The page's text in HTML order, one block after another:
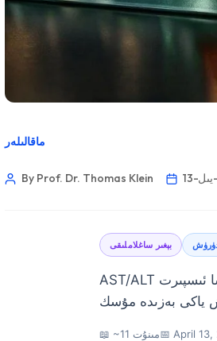
ماقالىلەر
By Prof. Dr. Thomas Klein
بېغىر ساغلاملىقى
AST/ALT نىسبىتى 1 دىن تۆۋەن بولسا كۆپىنچە مايلىق بېغىرغا ماس كېلىدۇ، 2 دىن يۇقىرى بولسا ئىسپىرت
📖 ~11 مىنۇت📅 April 13,